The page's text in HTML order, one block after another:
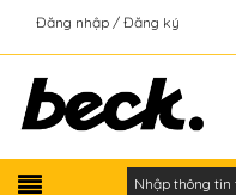
Đăng nhập Đăng ký